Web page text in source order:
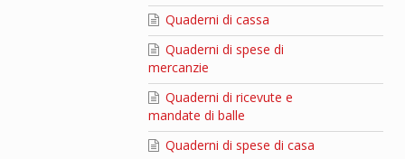
Quaderni di cassa
Quaderni di spese di
mercanzie
Quaderni di ricevute e
mandate di balle
Quaderni di spese di casa